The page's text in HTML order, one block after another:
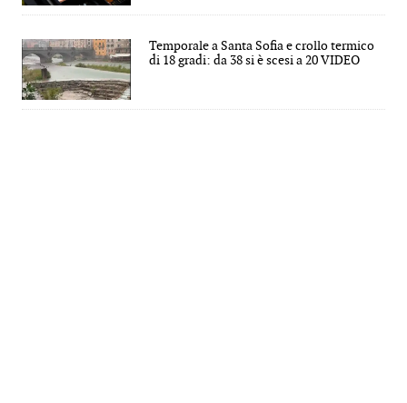
Temporale a Santa Sofia e crollo termico
di 18 gradi: da 38 si è scesi a 20 VIDEO